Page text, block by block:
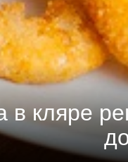
в кляре